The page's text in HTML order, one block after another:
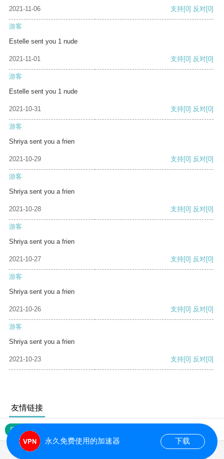
2021-11-06 支持[0] 反对[0]
游客
Estelle sent you 1 nude
2021-11-01 支持[0] 反对[0]
游客
Estelle sent you 1 nude
2021-10-31 支持[0] 反对[0]
游客
Shriya sent you a frien
2021-10-29 支持[0] 反对[0]
游客
Shriya sent you a frien
2021-10-28 支持[0] 反对[0]
游客
Shriya sent you a frien
2021-10-27 支持[0] 反对[0]
游客
Shriya sent you a frien
2021-10-26 支持[0] 反对[0]
游客
Shriya sent you a frien
2021-10-23 支持[0] 反对[0]
友情链接
网站地图
永久免费使用的加速器 下载